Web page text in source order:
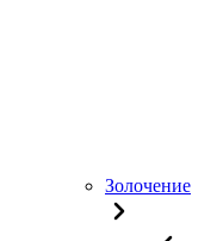
Золочение